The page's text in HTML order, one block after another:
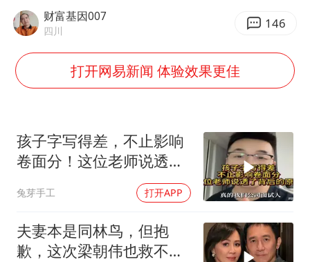
CIA被曝已秘密设立古巴工作组
曝韩足协曾为外籍裁判安排性招待
萧敬腾：不忍心让妻子承受生育的苦
奋进开新局 实干挑大梁
财富基因007
四川 146
打开网易新闻 体验效果更佳
孩子字写得差，不止影响
卷面分！这位老师说透了
兔芽手工 打开APP
夫妻本是同林鸟，但抱
歉，这次梁朝伟也救不了